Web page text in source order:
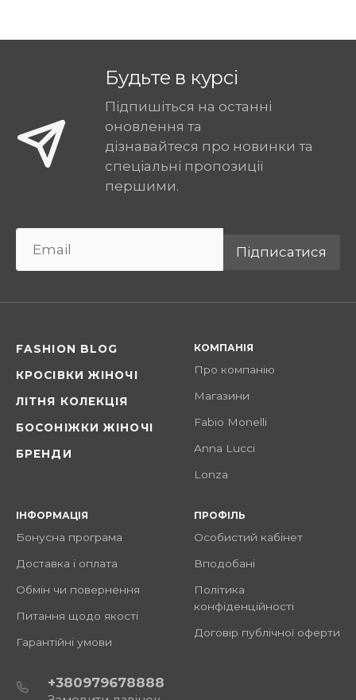
Будьте в курсі
Підпишіться на останні
оновлення та
дізнавайтеся про новинки та
спеціальні пропозиції
першими.
Підписатися
FASHION BLOG
КРОСІВКИ ЖІНОЧІ
ЛІТНЯ КОЛЕКЦІЯ
БОСОНІЖКИ ЖІНОЧІ
БРЕНДИ
КОМПАНІЯ
Про компанію
Магазини
Fabio Monelli
Anna Lucci
Lonza
ІНФОРМАЦІЯ
Бонусна програма
Доставка і оплата
Обмін чи повернення
Питання щодо якості
Гарантійні умови
ПРОФІЛЬ
Особистий кабінет
Вподобані
Політика
конфіденційності
Договір публічної оферти
+380979678888